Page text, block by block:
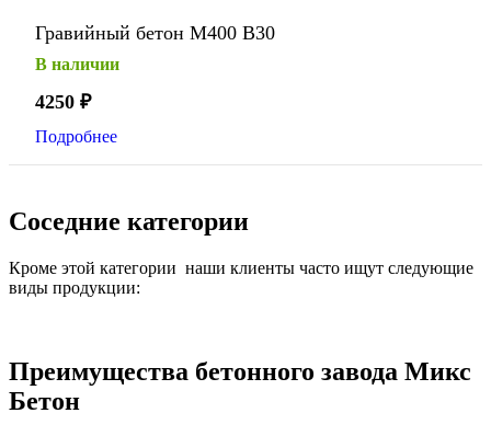
Гравийный бетон М400 В30
В наличии
4250 ₽
Подробнее
Соседние категории
Кроме этой категории наши клиенты часто ищут следующие
виды продукции:
Преимущества бетонного завода Микс
Бетон